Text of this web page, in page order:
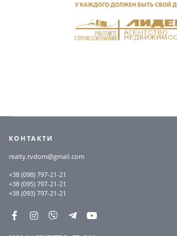
КОНТАКТИ
realty.tvdom@gmail.com
+38 (098) 797-21-21
+38 (095) 797-21-21
+38 (093) 797-21-21